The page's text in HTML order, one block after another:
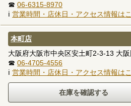
☎ 06-6315-8970
ℹ 営業時間・店休日・アクセス情報は
本町店
大阪府大阪市中央区安土町2-3-13 大
☎ 06-4705-4556
ℹ 営業時間・店休日・アクセス情報は